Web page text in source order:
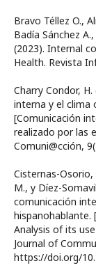
Bravo Téllez O.,
Badía Sánchez
(2023). Internal
Health. Revista
Charry Condor,
interna y el clima
[Comunicación
realizado por las
Comuni@cción,
Cisternas-Osorio,
M., y Díez-
comunicación
hispanohablante.
Analysis of its
Journal of
https://doi.org/